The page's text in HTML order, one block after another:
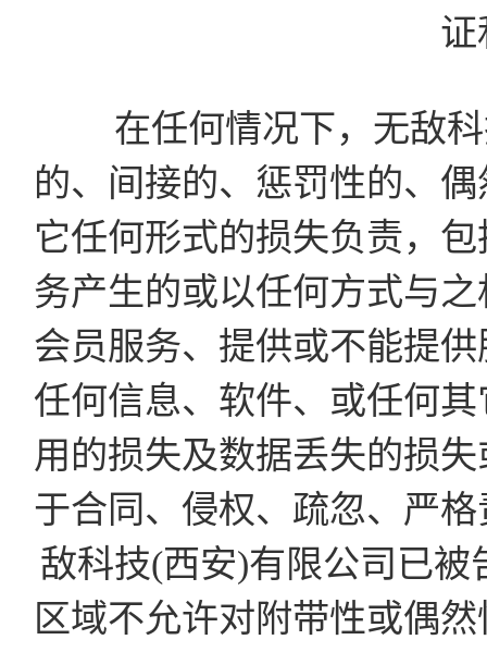
证
在任何情况下，无敌科
的、间接的、惩罚性的、
它任何形式的损失负责，
务产生的或以任何方式与
会员服务、提供或不能提
任何信息、软件、或任何
用的损失及数据丢失的损
于合同、侵权、疏忽、严
敌科技(西安)有限公司已
区域不允许对附带性或偶